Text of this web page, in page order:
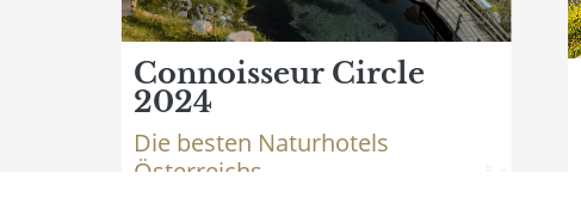
Connoisseur Circle
2024
Die besten Naturhotels
Österreichs